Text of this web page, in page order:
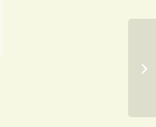
מדיטציה בעמידה – מבט בעין